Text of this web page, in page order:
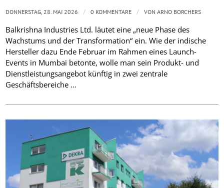
Balkrishna Industries Ltd. läutet eine „neue Phase des
Wachstums und der Transformation“ ein. Wie der indische
Hersteller dazu Ende Februar im Rahmen eines Launch-
Events in Mumbai betonte, wolle man sein Produkt- und
Dienstleistungsangebot künftig in zwei zentrale
Geschäftsbereiche …
DONNERSTAG, 28. MAI 2026 / 0 KOMMENTARE / VONARNO BORCHERS